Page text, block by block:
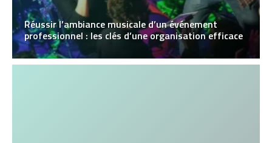
Réussir l’ambiance musicale d’un événement
professionnel : les clés d’une organisation efficace